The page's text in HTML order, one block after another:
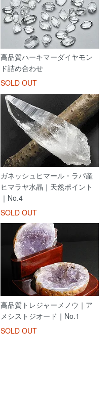
高品質ハーキマーダイヤモン
ド詰め合わせ
SOLD OUT
ガネッシュヒマール・ラパ産
ヒマラヤ水晶｜天然ポイント
｜No.4
SOLD OUT
高品質トレジャーメノウ｜ア
メシストジオード｜No.1
SOLD OUT